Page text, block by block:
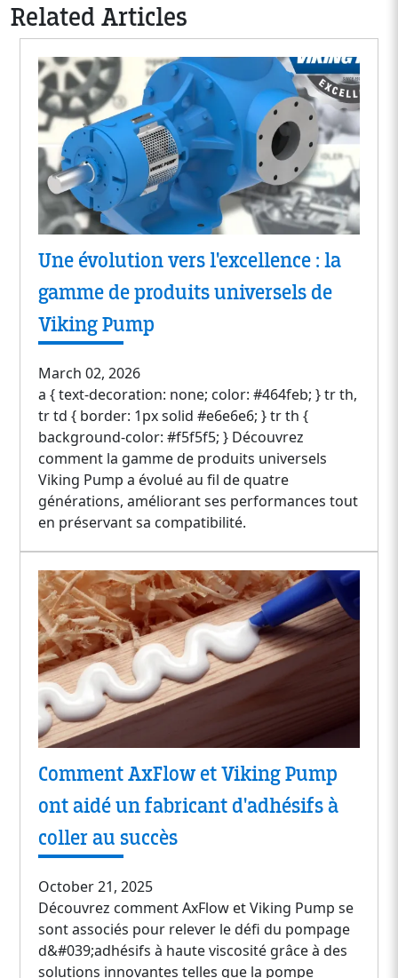
Related Articles
Une évolution vers l'excellence : la
gamme de produits universels de
Viking Pump
March 02, 2026
a { text-decoration: none; color: #464feb; } tr th,
tr td { border: 1px solid #e6e6e6; } tr th {
background-color: #f5f5f5; } Découvrez
comment la gamme de produits universels
Viking Pump a évolué au fil de quatre
générations, améliorant ses performances tout
en préservant sa compatibilité.
Comment AxFlow et Viking Pump
ont aidé un fabricant d'adhésifs à
coller au succès
October 21, 2025
Découvrez comment AxFlow et Viking Pump se
sont associés pour relever le défi du pompage
d&#039;adhésifs à haute viscosité grâce à des
solutions innovantes telles que la pompe